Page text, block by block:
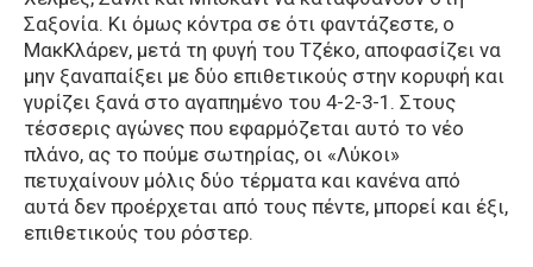
Σαξονία. Κι όμως κόντρα σε ότι φαντάζεστε, ο
ΜακΚλάρεν, μετά τη φυγή του Τζέκο, αποφασίζει να
μην ξαναπαίξει με δύο επιθετικούς στην κορυφή και
γυρίζει ξανά στο αγαπημένο του 4-2-3-1. Στους
τέσσερις αγώνες που εφαρμόζεται αυτό το νέο
πλάνο, ας το πούμε σωτηρίας, οι «Λύκοι»
πετυχαίνουν μόλις δύο τέρματα και κανένα από
αυτά δεν προέρχεται από τους πέντε, μπορεί και έξι,
επιθετικούς του ρόστερ.